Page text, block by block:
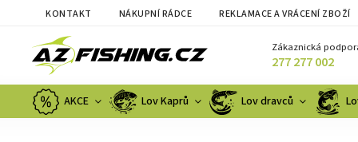
KONTAKT NÁKUPNÍ RÁDCE REKLAMACE A VRÁCENÍ ZBOŽÍ
Zákaznická
277 277 002
AKCE Lov Kaprů Lov dravců